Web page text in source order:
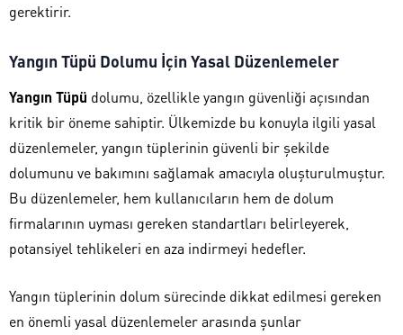
gerektirir.
Yangın Tüpü Dolumu İçin Yasal Düzenlemeler
Yangın Tüpü dolumu, özellikle yangın güvenliği açısından
kritik bir öneme sahiptir. Ülkemizde bu konuyla ilgili yasal
düzenlemeler, yangın tüplerinin güvenli bir şekilde
dolumunu ve bakımını sağlamak amacıyla oluşturulmuştur.
Bu düzenlemeler, hem kullanıcıların hem de dolum
firmalarının uyması gereken standartları belirleyerek,
potansiyel tehlikeleri en aza indirmeyi hedefler.
Yangın tüplerinin dolum sürecinde dikkat edilmesi gereken
en önemli yasal düzenlemeler arasında şunlar